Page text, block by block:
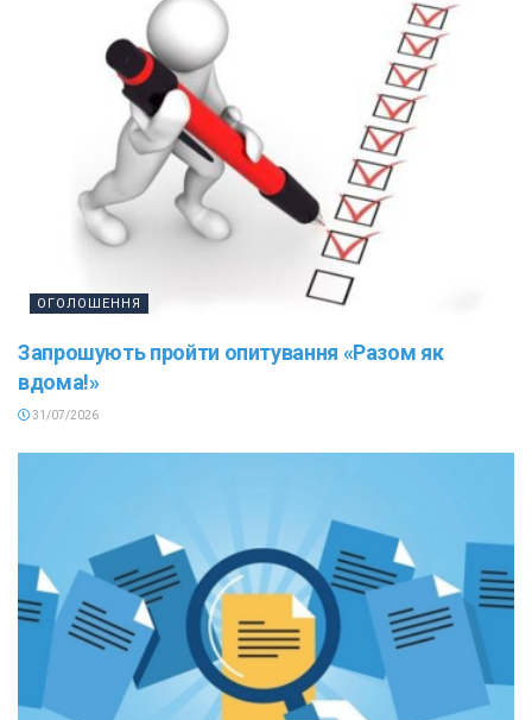
ОГОЛОШЕННЯ
Запрошують пройти опитування «Разом як
вдома!»
31/07/2026